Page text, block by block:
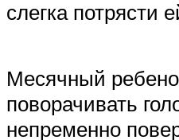
слегка потрясти
Месячный
поворачивать
непременно